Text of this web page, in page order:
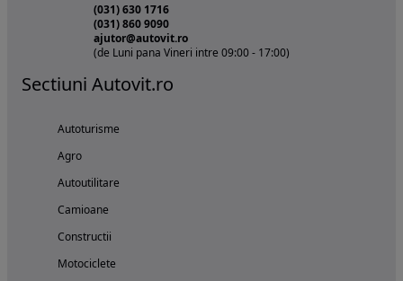
(031) 630 1716
(031) 860 9090
ajutor@autovit.ro
(de Luni pana Vineri intre 09:00 - 17:00)
Sectiuni Autovit.ro
Autoturisme
Agro
Autoutilitare
Camioane
Constructii
Motociclete